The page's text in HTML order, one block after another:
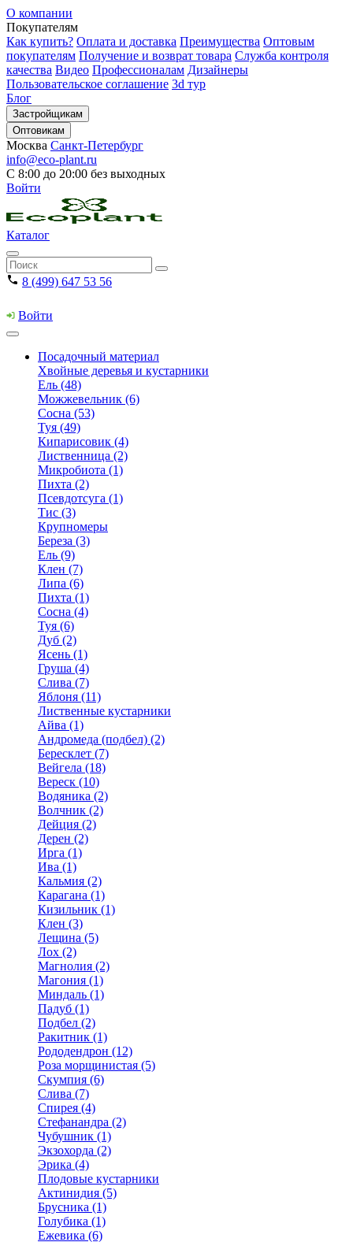
О компании
Покупателям
Как купить? Оплата и доставка Преимущества Оптовым
покупателям Получение и возврат товара Служба контроля
качества Видео Профессионалам Дизайнеры
Пользовательское соглашение 3d тур
Блог
Застройщикам
Оптовикам
Москва Санкт-Петербург
info@eco-plant.ru
С 8:00 до 20:00 без выходных
Войти
Каталог
8 (499) 647 53 56
Войти
Посадочный материал
Хвойные деревья и кустарники
Ель (48)
Можжевельник (6)
Сосна (53)
Туя (49)
Кипарисовик (4)
Лиственница (2)
Микробиота (1)
Пихта (2)
Псевдотсуга (1)
Тис (3)
Крупномеры
Береза (3)
Ель (9)
Клен (7)
Липа (6)
Пихта (1)
Сосна (4)
Туя (6)
Дуб (2)
Ясень (1)
Груша (4)
Слива (7)
Яблоня (11)
Лиственные кустарники
Айва (1)
Андромеда (подбел) (2)
Бересклет (7)
Вейгела (18)
Вереск (10)
Водяника (2)
Волчник (2)
Дейция (2)
Дерен (2)
Ирга (1)
Ива (1)
Кальмия (2)
Карагана (1)
Кизильник (1)
Клен (3)
Лещина (5)
Лох (2)
Магнолия (2)
Магония (1)
Миндаль (1)
Падуб (1)
Подбел (2)
Ракитник (1)
Рододендрон (12)
Роза морщинистая (5)
Скумпия (6)
Слива (7)
Спирея (4)
Стефанандра (2)
Чубушник (1)
Экзохорда (2)
Эрика (4)
Плодовые кустарники
Актинидия (5)
Брусника (1)
Голубика (1)
Ежевика (6)